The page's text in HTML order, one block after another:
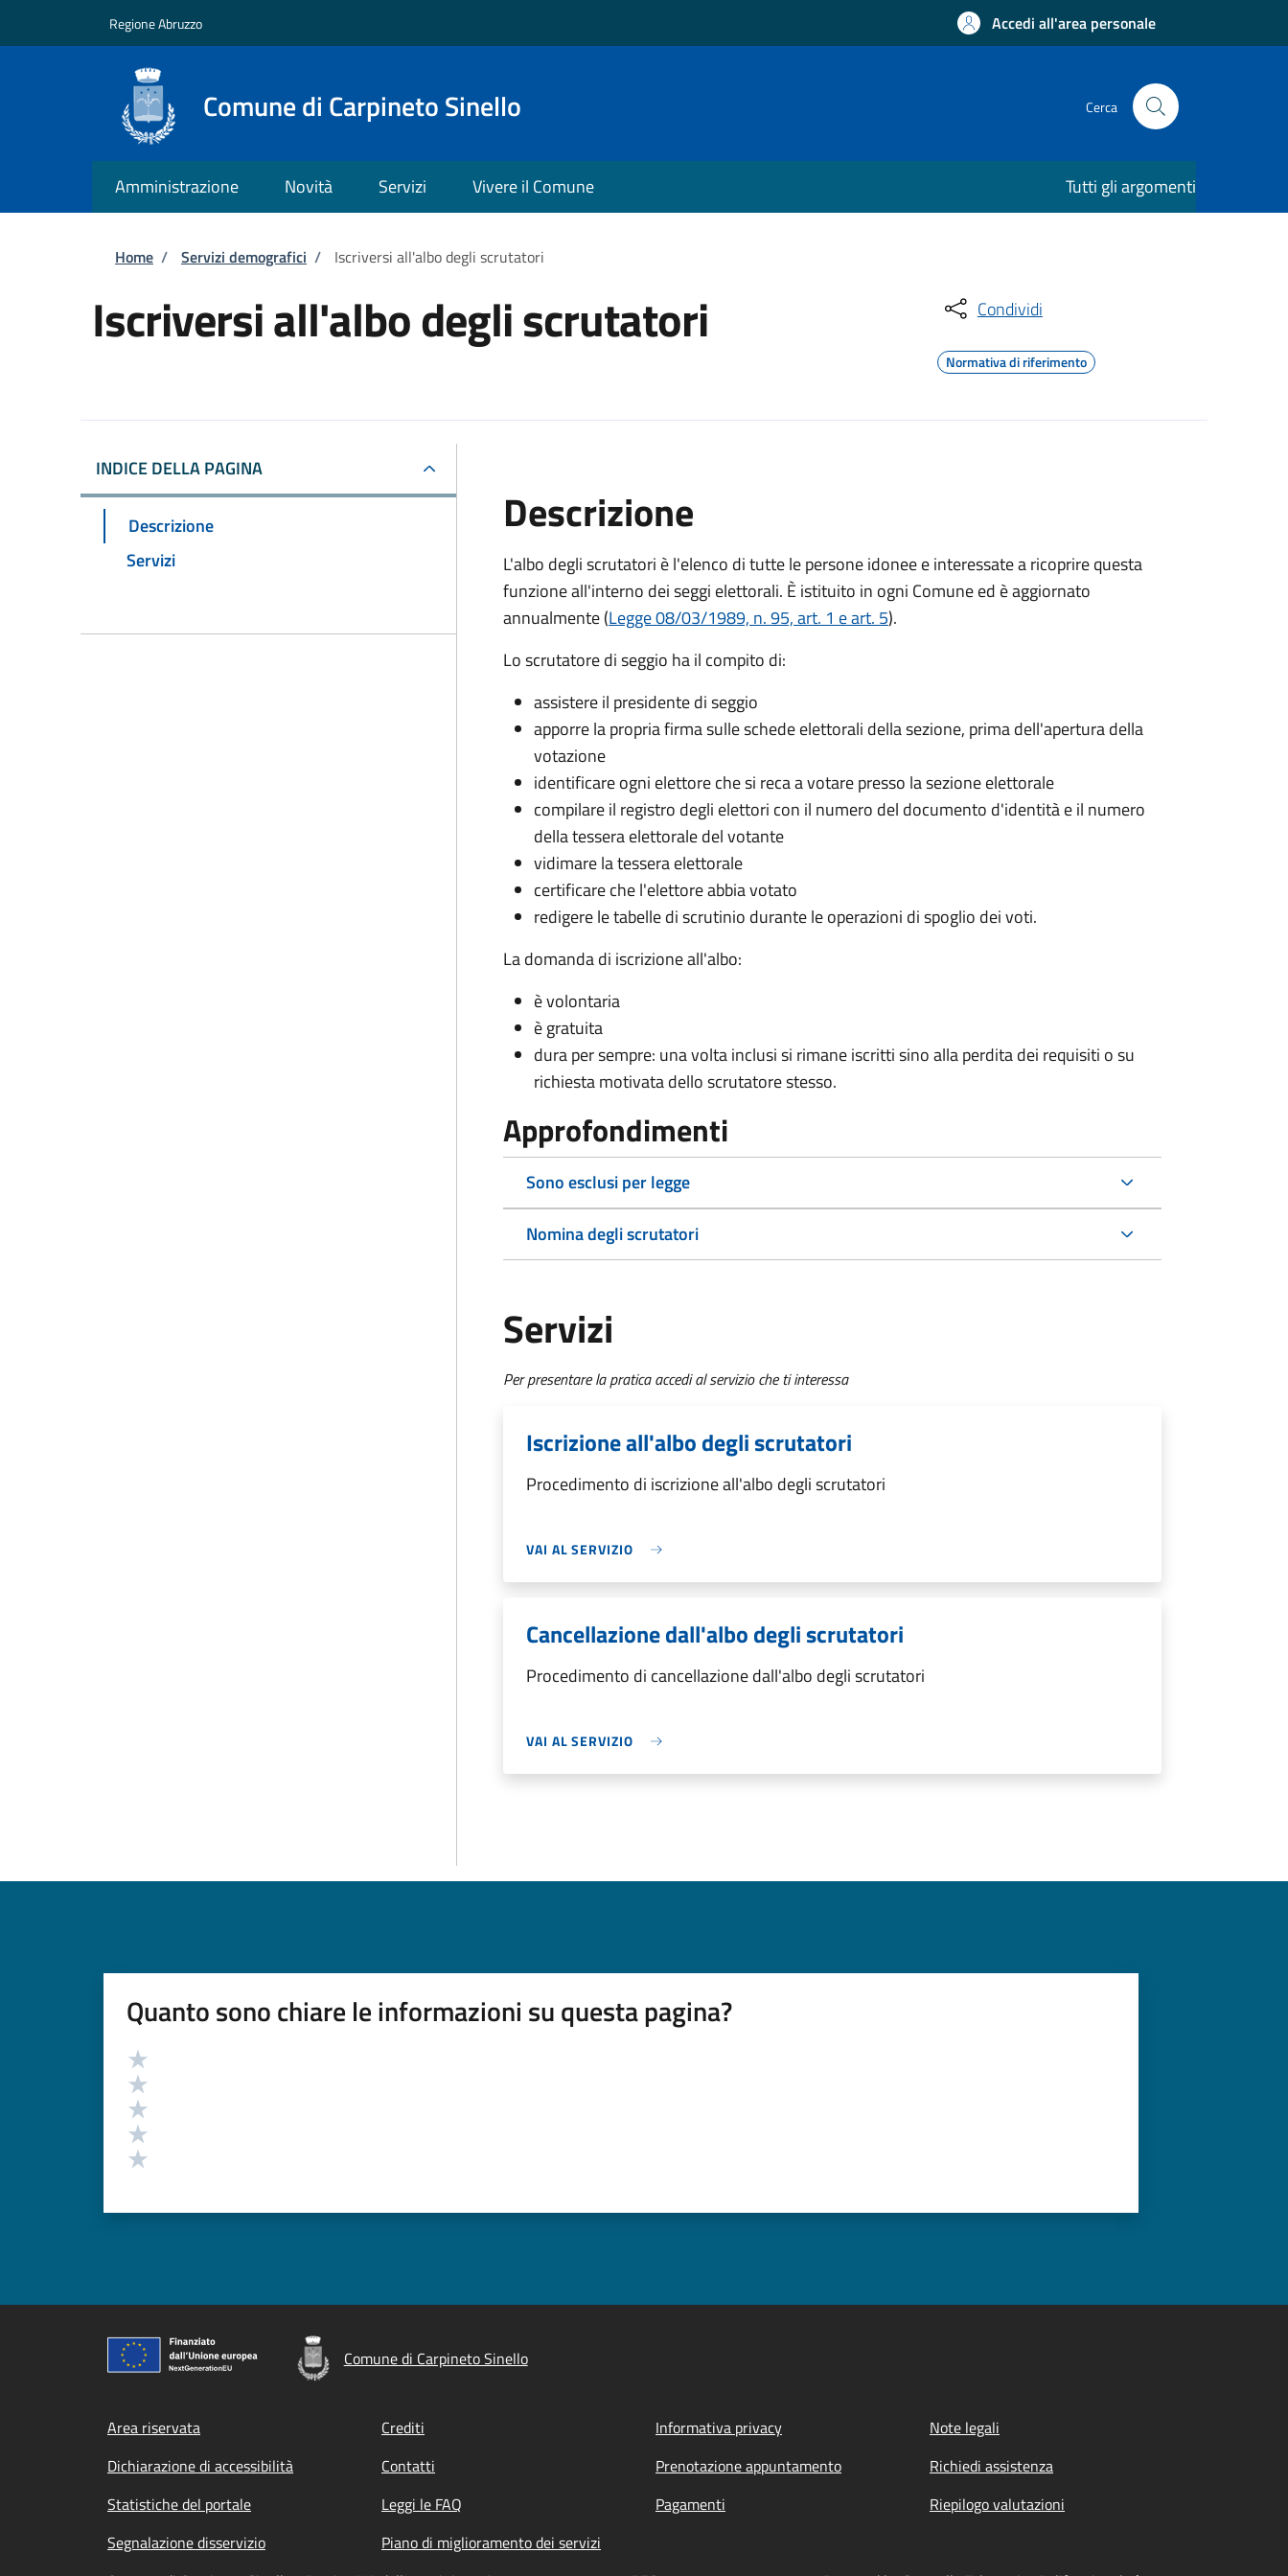
Regione Abruzzo Accedi all'area personale
Comune di Carpineto Sinello Cerca
Amministrazione Novità Servizi Vivere il Comune Tutti gli argomenti
Briciole di pane
Home / Servizi demografici / Iscriversi all'albo degli scrutatori
Iscriversi all'albo degli scrutatori Condividi
Normativa di riferimento
INDICE DELLA PAGINA
Descrizione
Servizi
Descrizione
L'albo degli scrutatori è l'elenco di tutte le persone idonee e interessate a ricoprire questa
funzione all'interno dei seggi elettorali. È istituito in ogni Comune ed è aggiornato
annualmente (Legge 08/03/1989, n. 95, art. 1 e art. 5).
Lo scrutatore di seggio ha il compito di:
assistere il presidente di seggio
apporre la propria firma sulle schede elettorali della sezione, prima dell'apertura della
votazione
identificare ogni elettore che si reca a votare presso la sezione elettorale
compilare il registro degli elettori con il numero del documento d'identità e il numero
della tessera elettorale del votante
vidimare la tessera elettorale
certificare che l'elettore abbia votato
redigere le tabelle di scrutinio durante le operazioni di spoglio dei voti.
La domanda di iscrizione all'albo:
è volontaria
è gratuita
dura per sempre: una volta inclusi si rimane iscritti sino alla perdita dei requisiti o su
richiesta motivata dello scrutatore stesso.
Approfondimenti
Sono esclusi per legge
Nomina degli scrutatori
Servizi
Per presentare la pratica accedi al servizio che ti interessa
Iscrizione all'albo degli scrutatori
Procedimento di iscrizione all'albo degli scrutatori
VAI AL SERVIZIO
Cancellazione dall'albo degli scrutatori
Procedimento di cancellazione dall'albo degli scrutatori
VAI AL SERVIZIO
Quanto sono chiare le informazioni su questa pagina?
Valutazione
Comune di Carpineto Sinello
Footer menu
Area riservata Crediti Informativa privacy
Note legali
Dichiarazione di accessibilità
Contatti Prenotazione appuntamento
Richiedi assistenza
Statistiche del portale
Leggi le FAQ Pagamenti
Riepilogo valutazioni
Segnalazione disservizio
Piano di miglioramento dei servizi